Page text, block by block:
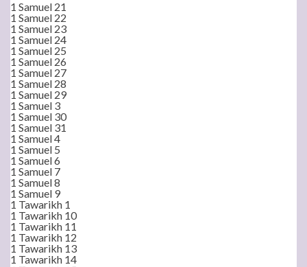
1 Samuel 21
1 Samuel 22
1 Samuel 23
1 Samuel 24
1 Samuel 25
1 Samuel 26
1 Samuel 27
1 Samuel 28
1 Samuel 29
1 Samuel 3
1 Samuel 30
1 Samuel 31
1 Samuel 4
1 Samuel 5
1 Samuel 6
1 Samuel 7
1 Samuel 8
1 Samuel 9
1 Tawarikh 1
1 Tawarikh 10
1 Tawarikh 11
1 Tawarikh 12
1 Tawarikh 13
1 Tawarikh 14